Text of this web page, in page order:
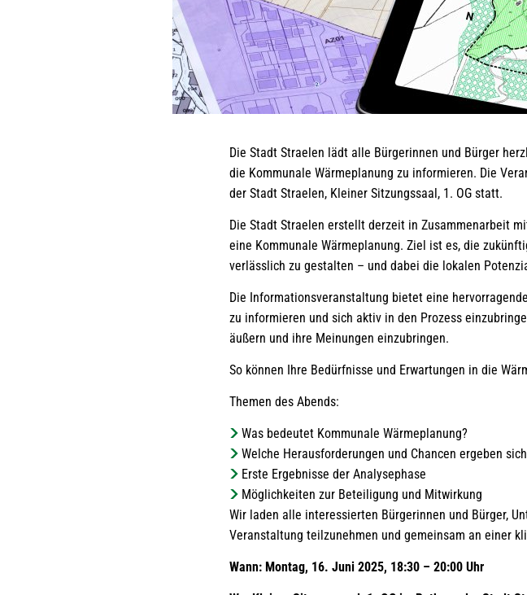
Die Stadt Straelen lädt alle Bürgerinnen und Bürger
die Kommunale Wärmeplanung zu informieren. Die
der Stadt Straelen, Kleiner Sitzungssaal, 1. OG statt.
Die Stadt Straelen erstellt derzeit in Zusammenarbeit
eine Kommunale Wärmeplanung. Ziel ist es, die
verlässlich zu gestalten – und dabei die lokalen
Die Informationsveranstaltung bietet eine
zu informieren und sich aktiv in den Prozess
äußern und ihre Meinungen einzubringen.
So können Ihre Bedürfnisse und Erwartungen in die
Themen des Abends:
Was bedeutet Kommunale Wärmeplanung?
Welche Herausforderungen und Chancen ergeben
Erste Ergebnisse der Analysephase
Möglichkeiten zur Beteiligung und Mitwirkung
Wir laden alle interessierten Bürgerinnen und Bürger,
Veranstaltung teilzunehmen und gemeinsam an einer
Wann: Montag, 16. Juni 2025, 18:30 – 20:00 Uhr